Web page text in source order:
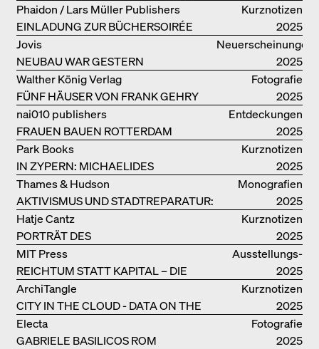
Kurznotizen
EINLADUNG ZUR BÜCHERSOIRÉE
Phaidon / Lars Müller Publishers
2025
Neuerscheinungen
NEUBAU WAR GESTERN
Jovis
2025
Fotografie
FÜNF HÄUSER VON FRANK GEHRY
Walther König Verlag
2025
Entdeckungen
FRAUEN BAUEN ROTTERDAM
nai010 publishers
2025
Kurznotizen
IN ZYPERN: MICHAELIDES
RESIDENCE
Park Books
2025
Monografien
AKTIVISMUS UND STADTREPARATUR:
ASSEMBLE
Thames & Hudson
2025
Kurznotizen
PORTRÄT DES
PRODUKTIONSGEBÄUDES THE PLUS
DER BJARKE INGELS GROUP
Hatje Cantz
2025
Ausstellungs­
kataloge
REICHTUM STATT KAPITAL – DIE
ARCHITEKTUR VON ANUPAMA
KUNDOO
MIT Press
2025
Kurznotizen
CITY IN THE CLOUD - DATA ON THE
GROUND
ArchiTangle
2025
Fotografie
GABRIELE BASILICOS ROM
Electa
2025